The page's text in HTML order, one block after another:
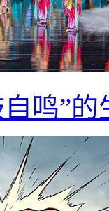
鸣”